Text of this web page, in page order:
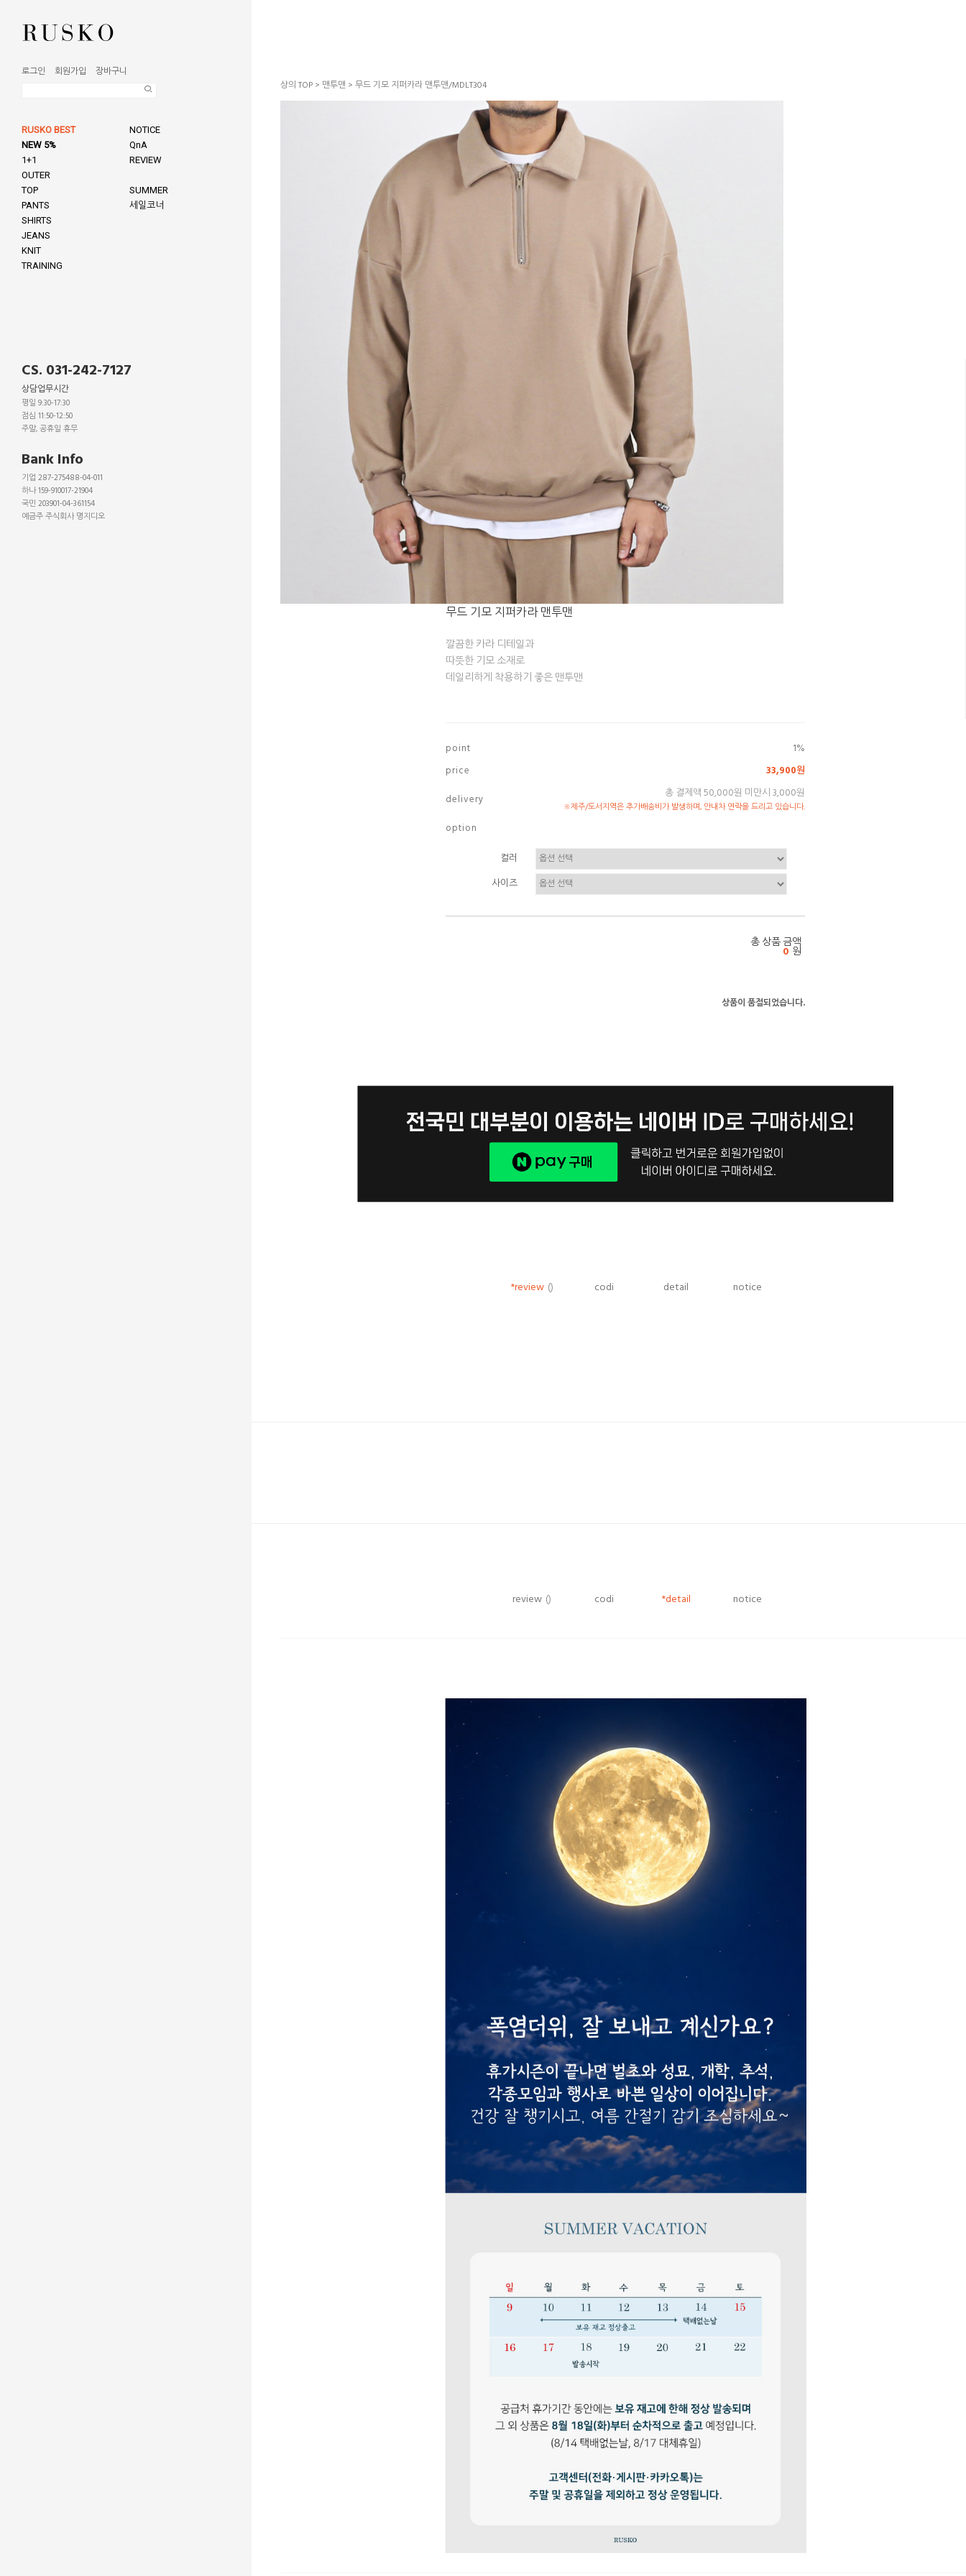
로그인 회원가입 장바구니
RUSKO BEST
NEW 5%
1+1
OUTER
TOP
PANTS
SHIRTS
JEANS
KNIT
TRAINING
NOTICE
QnA
REVIEW
SUMMER
세일코너
CS. 031-242-7127
상담업무시간
평일 9:30-17:30
점심 11:50-12:50
주말, 공휴일 휴무
Bank Info
기업 287-275488-04-011
하나 159-910017-21904
국민 203901-04-361154
예금주 주식회사 명지디오
상의 TOP > 맨투맨 > 무드 기모 지퍼카라 맨투맨/MDLT304
무드 기모 지퍼카라 맨투맨
깔끔한 카라 디테일과
따뜻한 기모 소재로
데일리하게 착용하기 좋은 맨투맨
p o i n t
1%
p r i c e
33,900원
d e l i v e r y
총 결제액 50,000원 미만시 3,000원
※제주/도서지역은 추가배송비가 발생하며, 안내차 연락을 드리고 있습니다.
o p t i o n
컬러
사이즈
총 상품 금액
0 원
상품이 품절되었습니다.
*review () codi detail notice
review () codi *detail notice